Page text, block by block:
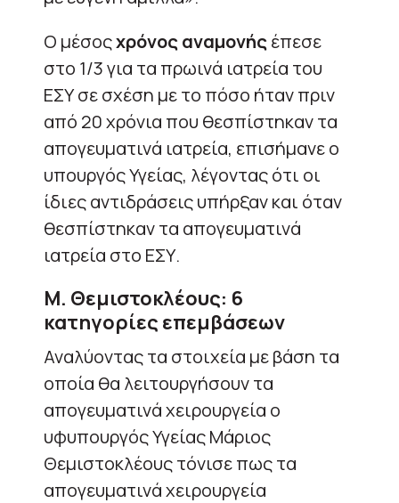
Ο μέσοςχρόνος αναμονήςέπεσε
στο 1/3 για τα πρωινά ιατρεία του
ΕΣΥ σε σχέση με το πόσο ήταν πριν
από 20 χρόνια που θεσπίστηκαν τα
απογευματινά ιατρεία, επισήμανε ο
υπουργός Υγείας, λέγοντας ότι οι
ίδιες αντιδράσεις υπήρξαν και όταν
θεσπίστηκαν τα απογευματινά
ιατρεία στο ΕΣΥ.
Μ. Θεμιστοκλέους: 6
κατηγορίες επεμβάσεων
Αναλύοντας τα στοιχεία με βάση τα
οποία θα λειτουργήσουν τα
απογευματινά χειρουργεία ο
υφυπουργός Υγείας Μάριος
Θεμιστοκλέους τόνισε πως τα
απογευματινά χειρουργεία